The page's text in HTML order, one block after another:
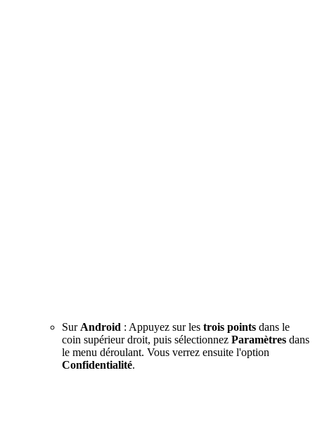
Sur Android : Appuyez sur les trois points dans le
coin supérieur droit, puis sélectionnez Paramètres dans
le menu déroulant. Vous verrez ensuite l'option
Confidentialité.